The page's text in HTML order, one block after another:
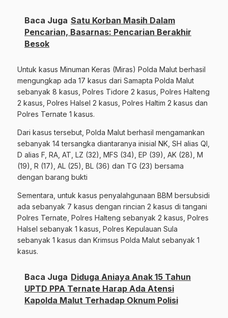
Baca Juga Satu Korban Masih Dalam
Pencarian, Basarnas: Pencarian Berakhir
Besok
Untuk kasus Minuman Keras (Miras) Polda Malut berhasil
mengungkap ada 17 kasus dari Samapta Polda Malut
sebanyak 8 kasus, Polres Tidore 2 kasus, Polres Halteng
2 kasus, Polres Halsel 2 kasus, Polres Haltim 2 kasus dan
Polres Ternate 1 kasus.
Dari kasus tersebut, Polda Malut berhasil mengamankan
sebanyak 14 tersangka diantaranya inisial NK, SH alias QI,
D alias F, RA, AT, LZ (32), MFS (34), EP (39), AK (28), M
(19), R (17), AL (25), BL (36) dan TG (23) bersama
dengan barang bukti
Sementara, untuk kasus penyalahgunaan BBM bersubsidi
ada sebanyak 7 kasus dengan rincian 2 kasus di tangani
Polres Ternate, Polres Halteng sebanyak 2 kasus, Polres
Halsel sebanyak 1 kasus, Polres Kepulauan Sula
sebanyak 1 kasus dan Krimsus Polda Malut sebanyak 1
kasus.
Baca Juga Diduga Aniaya Anak 15 Tahun
UPTD PPA Ternate Harap Ada Atensi
Kapolda Malut Terhadap Oknum Polisi